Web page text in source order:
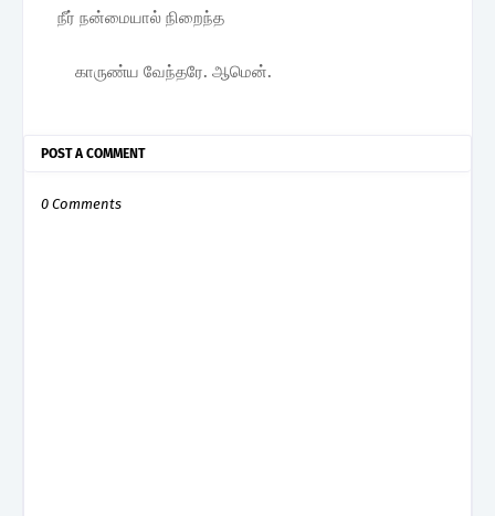
நீர் நன்மையால் நிறைந்த
காருண்ய வேந்தரே. ஆமென்.
POST A COMMENT
0 Comments